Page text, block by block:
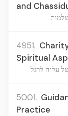
and
4951.
Spiritual
עליה לרגל
5001.
Practice